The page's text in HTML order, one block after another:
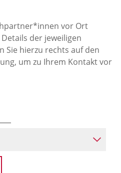
vor Ort
der jeweiligen
Sie hierzu rechts auf den
um zu Ihrem Kontakt vor